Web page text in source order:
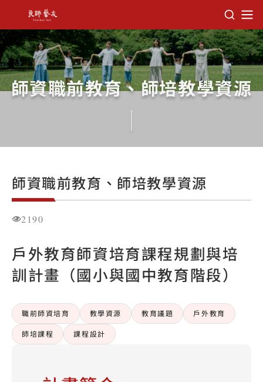
教育部師資培育及藝術教育司 良師藝友
師資職前教育、師培教學資源
師資職前教育、師培教學資源
2190
戶外教育師資培育課程規劃與培
訓計畫（國小與國中教育階段）
職前師資培育 教學資源 教育議題 戶外教育
師培課程 課程設計